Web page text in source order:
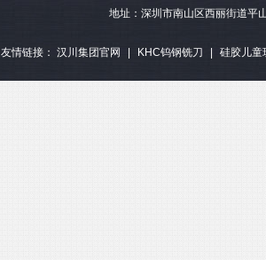
地址：深圳市南山区西丽街道平
友情链接： 汉川集团官网 KHC钨钢铣刀 硅胶儿童